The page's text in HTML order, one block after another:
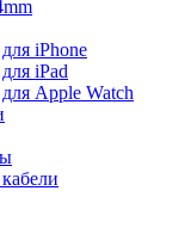
iPhone
iPad
Apple Watch